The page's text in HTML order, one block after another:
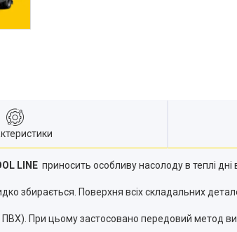
LINE приносить особливу насолоду в теплі дні
збирається. Поверхня всіх складальних
При цьому застосовано передовий метод